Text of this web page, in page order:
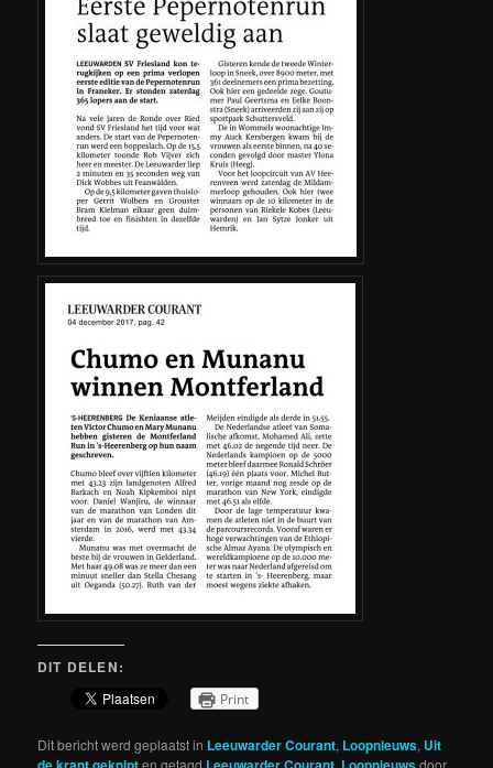
DIT DELEN:
Print
Dit bericht werd geplaatst in Leeuwarder Courant, Loopnieuws, Uit